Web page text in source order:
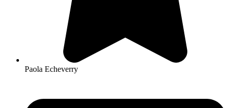
Paola Echeverry